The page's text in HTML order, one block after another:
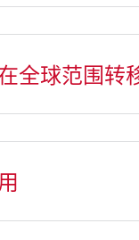
全球范围转